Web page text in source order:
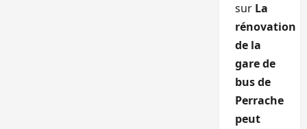
sur La
rénovation
de la
gare de
bus de
Perrache
peut